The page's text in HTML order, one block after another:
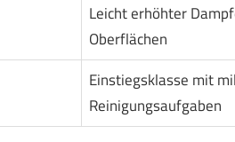
Leicht erhöhter
Oberflächen
Einstiegsklasse mit
Reinigungsaufgaben